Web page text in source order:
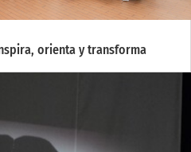
orienta y transforma